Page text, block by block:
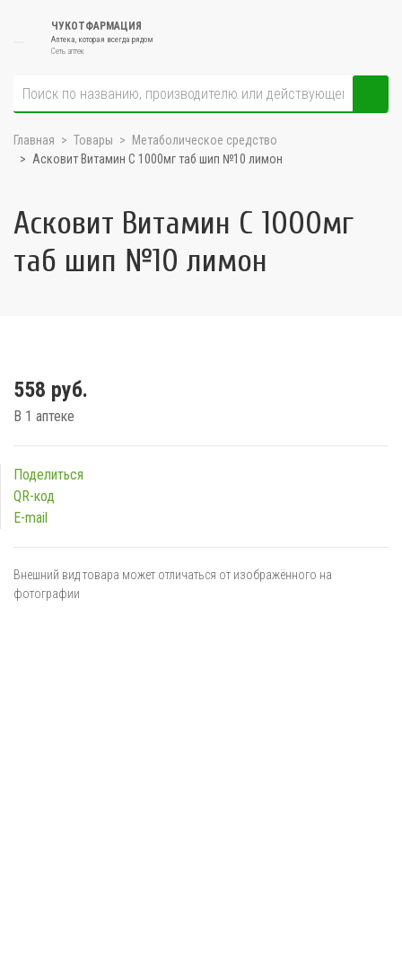
ЧУКОТФАРМАЦИЯ
Аптека, которая всегда рядом
Сеть аптек
Главная Товары
Метаболическое средство
Асковит Витамин С 1000мг таб шип №10 лимон
Асковит Витамин С 1000мг
таб шип №10 лимон
558 руб.
В 1 аптеке
Поделиться
QR-код
E-mail
Внешний вид товара может отличаться от изображённого на
фотографии